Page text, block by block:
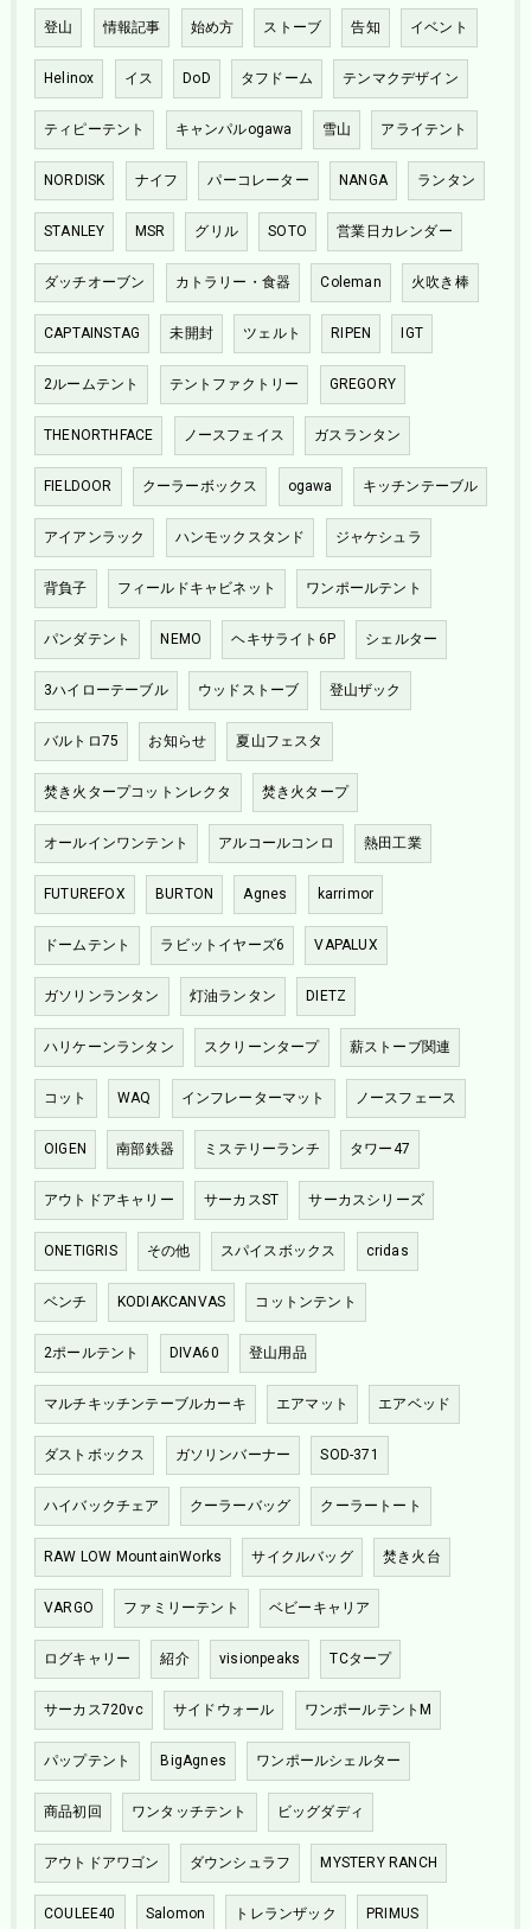
登山 情報記事 始め方 ストーブ 告知 イベント
Helinox イス DoD タフドーム テンマクデザイン
ティピーテント キャンパルogawa 雪山 アライテント
NORDISK ナイフ パーコレーター NANGA ランタン
STANLEY MSR グリル SOTO 営業日カレンダー
ダッチオーブン カトラリー・食器 Coleman 火吹き棒
CAPTAINSTAG 未開封 ツェルト RIPEN IGT
2ルームテント テントファクトリー GREGORY
THENORTHFACE ノースフェイス ガスランタン
FIELDOOR クーラーボックス ogawa キッチンテーブル
アイアンラック ハンモックスタンド ジャケシュラ
背負子 フィールドキャビネット ワンポールテント
パンダテント NEMO ヘキサライト6P シェルター
3ハイローテーブル ウッドストーブ 登山ザック
バルトロ75 お知らせ 夏山フェスタ
焚き火タープコットンレクタ 焚き火タープ
オールインワンテント アルコールコンロ 熱田工業
FUTUREFOX BURTON Agnes karrimor
ドームテント ラビットイヤーズ6 VAPALUX
ガソリンランタン 灯油ランタン DIETZ
ハリケーンランタン スクリーンタープ 薪ストーブ関連
コット WAQ インフレーターマット ノースフェース
OIGEN 南部鉄器 ミステリーランチ タワー47
アウトドアキャリー サーカスST サーカスシリーズ
ONETIGRIS その他 スパイスボックス cridas
ベンチ KODIAKCANVAS コットンテント
2ポールテント DIVA60 登山用品
マルチキッチンテーブルカーキ エアマット エアベッド
ダストボックス ガソリンバーナー SOD-371
ハイバックチェア クーラーバッグ クーラートート
RAW LOW MountainWorks サイクルバッグ 焚き火台
VARGO ファミリーテント ベビーキャリア
ログキャリー 紹介 visionpeaks TCタープ
サーカス720vc サイドウォール ワンポールテントM
パップテント BigAgnes ワンポールシェルター
商品初回 ワンタッチテント ビッグダディ
アウトドアワゴン ダウンシュラフ MYSTERY RANCH
COULEE40 Salomon トレランザック PRIMUS